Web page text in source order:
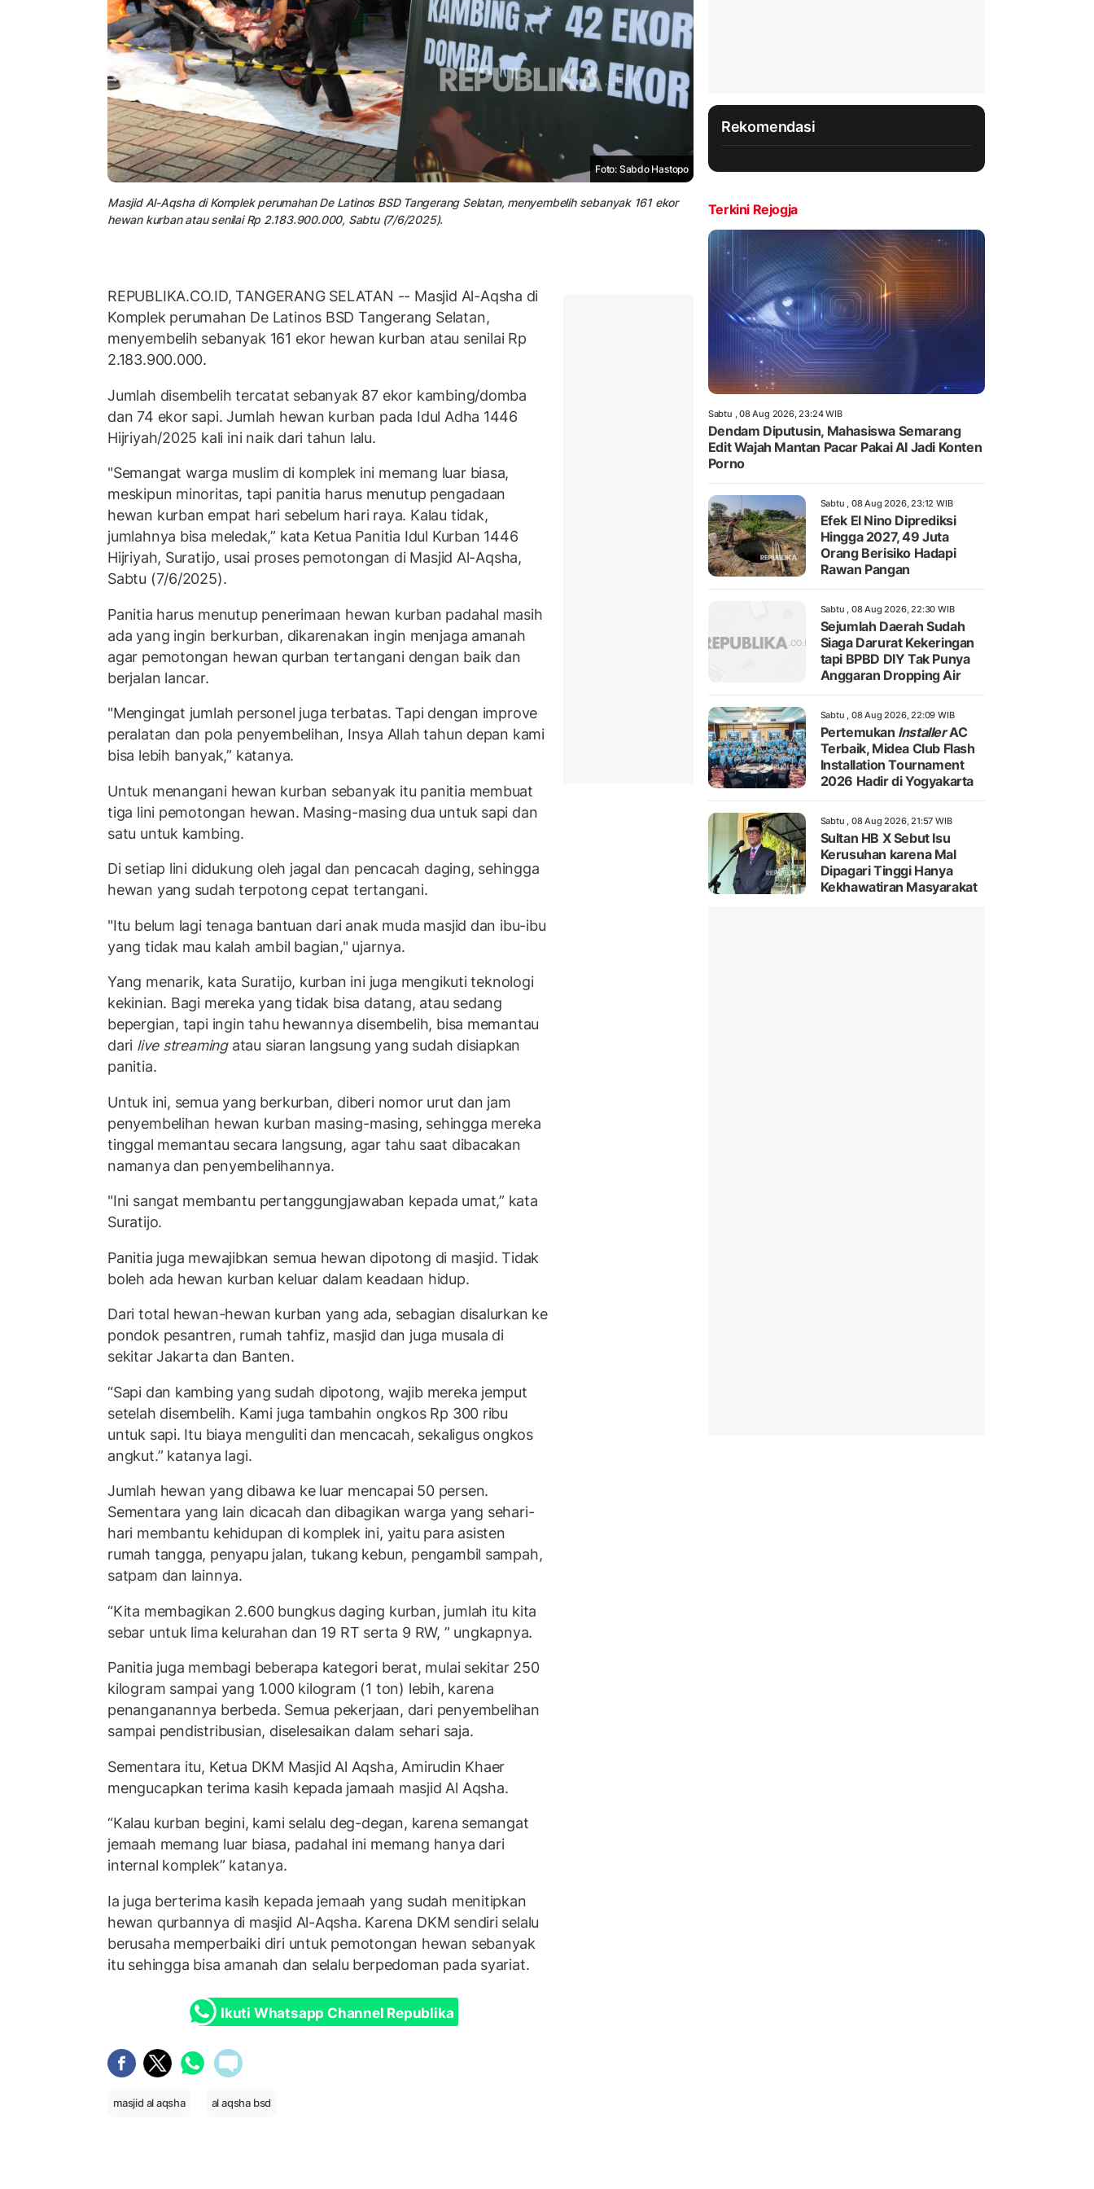
Foto: Sabdo Hastopo
Masjid Al-Aqsha di Komplek perumahan De Latinos BSD Tangerang Selatan, menyembelih sebanyak 161 ekor
hewan kurban atau senilai Rp 2.183.900.000, Sabtu (7/6/2025).
REPUBLIKA.CO.ID, TANGERANG SELATAN -- Masjid Al-Aqsha di
Komplek perumahan De Latinos BSD Tangerang Selatan,
menyembelih sebanyak 161 ekor hewan kurban atau senilai Rp
2.183.900.000.
Jumlah disembelih tercatat sebanyak 87 ekor kambing/domba
dan 74 ekor sapi. Jumlah hewan kurban pada Idul Adha 1446
Hijriyah/2025 kali ini naik dari tahun lalu.
"Semangat warga muslim di komplek ini memang luar biasa,
meskipun minoritas, tapi panitia harus menutup pengadaan
hewan kurban empat hari sebelum hari raya. Kalau tidak,
jumlahnya bisa meledak,” kata Ketua Panitia Idul Kurban 1446
Hijriyah, Suratijo, usai proses pemotongan di Masjid Al-Aqsha,
Sabtu (7/6/2025).
Panitia harus menutup penerimaan hewan kurban padahal masih
ada yang ingin berkurban, dikarenakan ingin menjaga amanah
agar pemotongan hewan qurban tertangani dengan baik dan
berjalan lancar.
"Mengingat jumlah personel juga terbatas. Tapi dengan improve
peralatan dan pola penyembelihan, Insya Allah tahun depan kami
bisa lebih banyak,” katanya.
Untuk menangani hewan kurban sebanyak itu panitia membuat
tiga lini pemotongan hewan. Masing-masing dua untuk sapi dan
satu untuk kambing.
Di setiap lini didukung oleh jagal dan pencacah daging, sehingga
hewan yang sudah terpotong cepat tertangani.
"Itu belum lagi tenaga bantuan dari anak muda masjid dan ibu-ibu
yang tidak mau kalah ambil bagian," ujarnya.
Yang menarik, kata Suratijo, kurban ini juga mengikuti teknologi
kekinian. Bagi mereka yang tidak bisa datang, atau sedang
bepergian, tapi ingin tahu hewannya disembelih, bisa memantau
dari live streamingatau siaran langsung yang sudah disiapkan
panitia.
Untuk ini, semua yang berkurban, diberi nomor urut dan jam
penyembelihan hewan kurban masing-masing, sehingga mereka
tinggal memantau secara langsung, agar tahu saat dibacakan
namanya dan penyembelihannya.
"Ini sangat membantu pertanggungjawaban kepada umat,” kata
Suratijo.
Panitia juga mewajibkan semua hewan dipotong di masjid. Tidak
boleh ada hewan kurban keluar dalam keadaan hidup.
Dari total hewan-hewan kurban yang ada, sebagian disalurkan ke
pondok pesantren, rumah tahfiz, masjid dan juga musala di
sekitar Jakarta dan Banten.
“Sapi dan kambing yang sudah dipotong, wajib mereka jemput
setelah disembelih. Kami juga tambahin ongkos Rp 300 ribu
untuk sapi. Itu biaya menguliti dan mencacah, sekaligus ongkos
angkut.” katanya lagi.
Jumlah hewan yang dibawa ke luar mencapai 50 persen.
Sementara yang lain dicacah dan dibagikan warga yang sehari-
hari membantu kehidupan di komplek ini, yaitu para asisten
rumah tangga, penyapu jalan, tukang kebun, pengambil sampah,
satpam dan lainnya.
“Kita membagikan 2.600 bungkus daging kurban, jumlah itu kita
sebar untuk lima kelurahan dan 19 RT serta 9 RW, ” ungkapnya.
Panitia juga membagi beberapa kategori berat, mulai sekitar 250
kilogram sampai yang 1.000 kilogram (1 ton) lebih, karena
penanganannya berbeda. Semua pekerjaan, dari penyembelihan
sampai pendistribusian, diselesaikan dalam sehari saja.
Sementara itu, Ketua DKM Masjid Al Aqsha, Amirudin Khaer
mengucapkan terima kasih kepada jamaah masjid Al Aqsha.
“Kalau kurban begini, kami selalu deg-degan, karena semangat
jemaah memang luar biasa, padahal ini memang hanya dari
internal komplek” katanya.
Ia juga berterima kasih kepada jemaah yang sudah menitipkan
hewan qurbannya di masjid Al-Aqsha. Karena DKM sendiri selalu
berusaha memperbaiki diri untuk pemotongan hewan sebanyak
itu sehingga bisa amanah dan selalu berpedoman pada syariat.
Ikuti Whatsapp Channel Republika
masjid al aqsha al aqsha bsd
Rekomendasi
Terkini Rejogja
Sabtu , 08 Aug 2026, 23:24 WIB
Dendam Diputusin, Mahasiswa Semarang
Edit Wajah Mantan Pacar Pakai AI Jadi Konten
Porno
Sabtu , 08 Aug 2026, 23:12 WIB
Efek El Nino Diprediksi
Hingga 2027, 49 Juta
Orang Berisiko Hadapi
Rawan Pangan
Sabtu , 08 Aug 2026, 22:30 WIB
Sejumlah Daerah Sudah
Siaga Darurat Kekeringan
tapi BPBD DIY Tak Punya
Anggaran Dropping Air
Sabtu , 08 Aug 2026, 22:09 WIB
Pertemukan InstallerAC
Terbaik, Midea Club Flash
Installation Tournament
2026 Hadir di Yogyakarta
Sabtu , 08 Aug 2026, 21:57 WIB
Sultan HB X Sebut Isu
Kerusuhan karena Mal
Dipagari Tinggi Hanya
Kekhawatiran Masyarakat